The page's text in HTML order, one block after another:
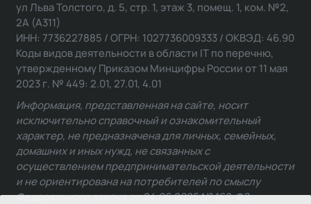
ул Льва Толстого, д. 5, стр. 1, этаж 3, помещ. 1, ком. №2,
2А (А311)
ИНН: 7736227885 / ОГРН: 1027736009333 / ОКВЭД: 46.90
Коды видов деятельности в области IT по перечню,
утвержденному Приказом Минцифры России от 11 мая
2023 г. № 449: 2.01, 27.01, 4.01
Информация, представленная на сайте, носит
исключительно справочный и ознакомительный
характер, не предназначена для личных, семейных,
домашних и иных нужд, не связанных с
осуществлением предпринимательской деятельности
и не ориентирована на потребителей по смыслу
Федерального закона от 24.06.2025 № 168-ФЗ.